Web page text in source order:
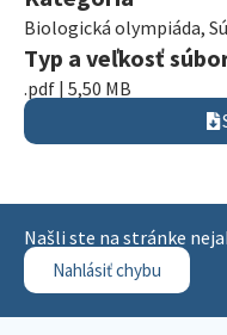
Biologická olympiáda,
Typ a veľkosť
.pdf | 5,50 MB
Našli ste na stránke
Nahlásiť chybu